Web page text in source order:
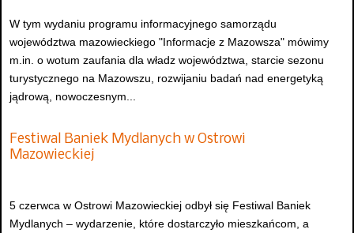
W tym wydaniu programu informacyjnego samorządu
województwa mazowieckiego "Informacje z Mazowsza" mówimy
m.in. o wotum zaufania dla władz województwa, starcie sezonu
turystycznego na Mazowszu, rozwijaniu badań nad energetyką
jądrową, nowoczesnym...
Festiwal Baniek Mydlanych w Ostrowi
Mazowieckiej
5 czerwca w Ostrowi Mazowieckiej odbył się Festiwal Baniek
Mydlanych – wydarzenie, które dostarczyło mieszkańcom, a